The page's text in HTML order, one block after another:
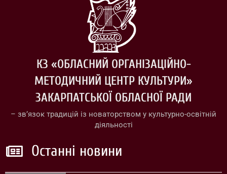
КЗ «ОБЛАСНИЙ ОРГАНІЗАЦІЙНО-
МЕТОДИЧНИЙ ЦЕНТР КУЛЬТУРИ»
ЗАКАРПАТСЬКОЇ ОБЛАСНОЇ РАДИ
– зв’язок традицій із новаторством у культурно-освітній
діяльності
Останні новини